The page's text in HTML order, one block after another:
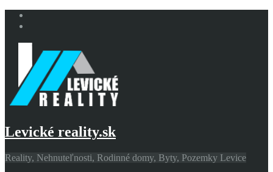
Levické reality.sk
Reality, Nehnuteľnosti, Rodinné domy, Byty, Pozemky Levice